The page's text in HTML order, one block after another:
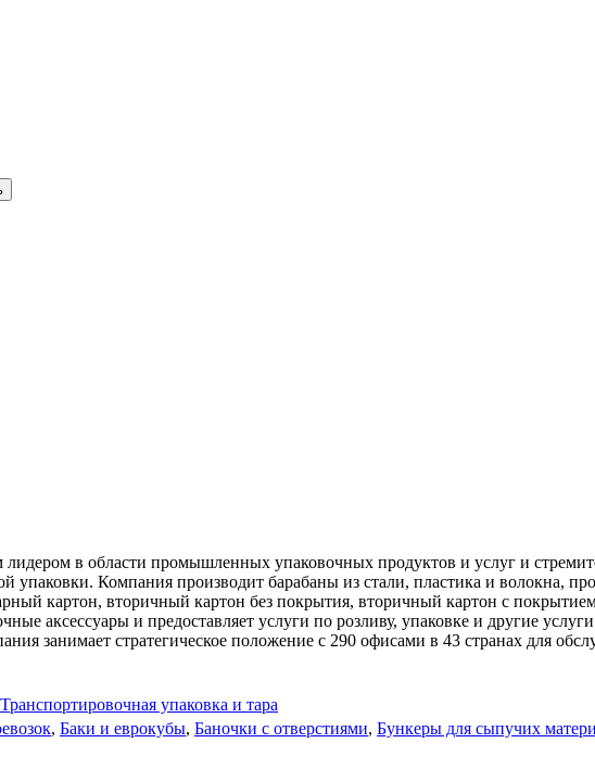
в области промышленных упаковочных продуктов и услуг и
Компания производит барабаны из стали, пластика и волокна,
картон, вторичный картон без покрытия, вторичный картон с
аксессуары и предоставляет услуги по розливу, упаковке и другие
занимает стратегическое положение с 290 офисами в 43 странах для
Транспортировочная упаковка и тара
, Баки и еврокубы, Баночки с отверстиями, Бункеры для сыпучих